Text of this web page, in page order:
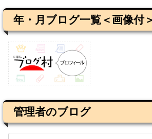
年・月ブログ一覧＜画像付
管理者のブログ